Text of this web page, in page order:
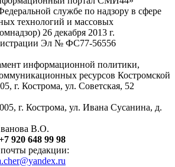
службе по надзору в сфере
технологий и массовых
26 декабря 2013 г.
Эл № ФC77-56556
информационной политики,
ресурсов Костромской
г. Кострома, ул. Советская, 52
г. Кострома, ул. Ивана Сусанина, д.
В.О.
920 648 99 98
редакции: